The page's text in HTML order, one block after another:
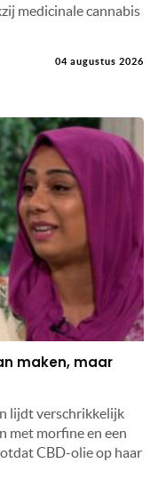
medicinale cannabis
04 augustus 2026
maken, maar
lijdt verschrikkelijk
met morfine en een
CBD-olie op haar